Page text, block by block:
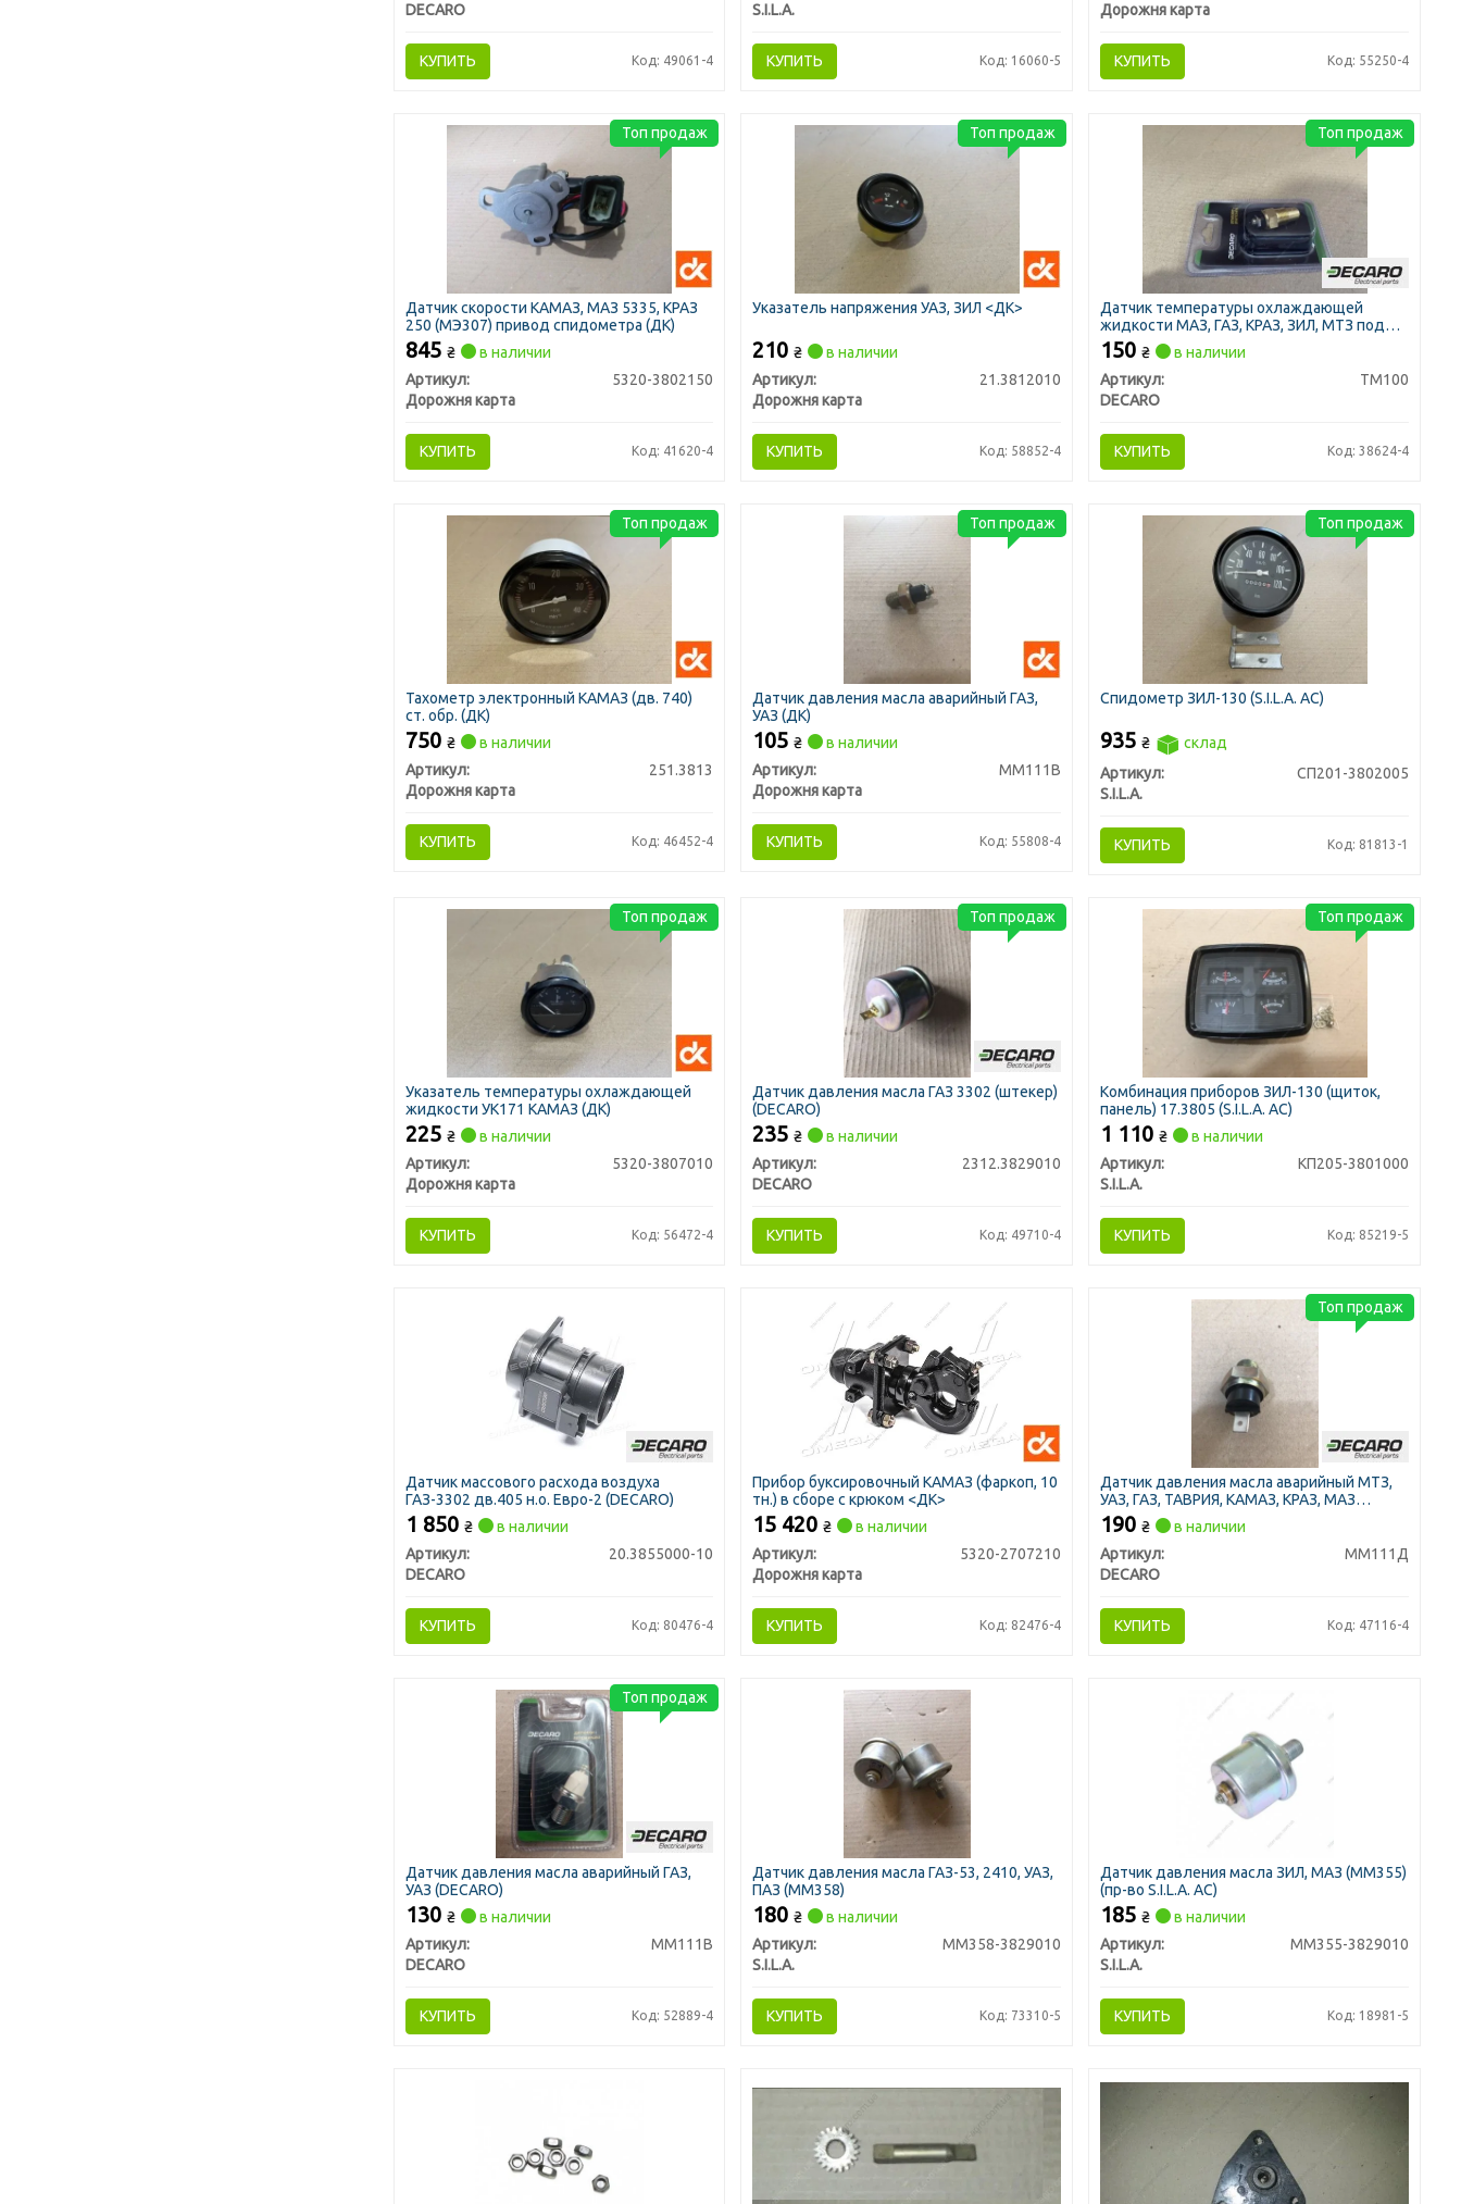
DECARO
КУПИТЬ Код: 49061-4
S.I.L.A.
КУПИТЬ Код: 16060-5
Дорожня карта
КУПИТЬ Код: 55250-4
Датчик скорости КАМАЗ, МАЗ 5335, КРАЗ
250 (МЭ307) привод спидометра (ДК)
845 ₴
в наличии
Артикул:
5320-3802150
Дорожня карта
КУПИТЬ Код: 41620-4
Топ продаж
Указатель напряжения УАЗ, ЗИЛ <ДК>
210₴
в наличии
Артикул:
21.3812010
Дорожня карта
КУПИТЬ Код: 58852-4
Топ продаж
Датчик температуры охлаждающей
жидкости МАЗ, ГАЗ, КРАЗ, ЗИЛ, МТЗ под
болт (DECARO)
150₴
в наличии
Артикул:
ТМ100
DECARO
КУПИТЬ Код: 38624-4
Топ продаж
Тахометр электронный КАМАЗ (дв. 740)
ст. обр. (ДК)
750 ₴
в наличии
Артикул:
251.3813
Дорожня карта
КУПИТЬ Код: 46452-4
Топ продаж
Датчик давления масла аварийный ГАЗ,
УАЗ (ДК)
105₴
в наличии
Артикул:
ММ111В
Дорожня карта
КУПИТЬ Код: 55808-4
Топ продаж
Спидометр ЗИЛ-130 (S.I.L.A. AC)
935₴
склад
Артикул:
СП201-3802005
S.I.L.A.
КУПИТЬ Код: 81813-1
Топ продаж
Указатель температуры охлаждающей
жидкости УК171 КАМАЗ (ДК)
225 ₴
в наличии
Артикул:
5320-3807010
Дорожня карта
КУПИТЬ Код: 56472-4
Топ продаж
Датчик давления масла ГАЗ 3302 (штекер)
(DECARO)
235₴
в наличии
Артикул:
2312.3829010
DECARO
КУПИТЬ Код: 49710-4
Топ продаж
Комбинация приборов ЗИЛ-130 (щиток,
панель) 17.3805 (S.I.L.A. AC)
1 110₴
в наличии
Артикул:
КП205-3801000
S.I.L.A.
КУПИТЬ Код: 85219-5
Топ продаж
Датчик массового расхода воздуха
ГАЗ-3302 дв.405 н.о. Евро-2 (DECARO)
1 850 ₴
в наличии
Артикул:
20.3855000-10
DECARO
КУПИТЬ Код: 80476-4
Прибор буксировочный КАМАЗ (фаркоп, 10
тн.) в сборе с крюком <ДК>
15 420₴
в наличии
Артикул:
5320-2707210
Дорожня карта
КУПИТЬ Код: 82476-4
Датчик давления масла аварийный МТЗ,
УАЗ, ГАЗ, ТАВРИЯ, КАМАЗ, КРАЗ, МАЗ
(DECARO)
190₴
в наличии
Артикул:
ММ111Д
DECARO
КУПИТЬ Код: 47116-4
Топ продаж
Датчик давления масла аварийный ГАЗ,
УАЗ (DECARO)
130 ₴
в наличии
Артикул:
ММ111В
DECARO
КУПИТЬ Код: 52889-4
Топ продаж
Датчик давления масла ГАЗ-53, 2410, УАЗ,
ПАЗ (ММ358)
180₴
в наличии
Артикул:
ММ358-3829010
S.I.L.A.
КУПИТЬ Код: 73310-5
Датчик давления масла ЗИЛ, МАЗ (ММ355)
(пр-во S.I.L.A. AC)
185₴
в наличии
Артикул:
ММ355-3829010
S.I.L.A.
КУПИТЬ Код: 18981-5